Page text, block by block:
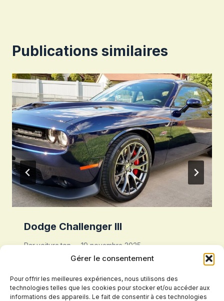
Gérer le consentement
Pour offrir les meilleures expériences, nous utilisons des
technologies telles que les cookies pour stocker et/ou accéder aux
informations des appareils. Le fait de consentir à ces technologies
Publications similaires
Dodge Challenger III
Parvoiture.top 19 novembre 2025